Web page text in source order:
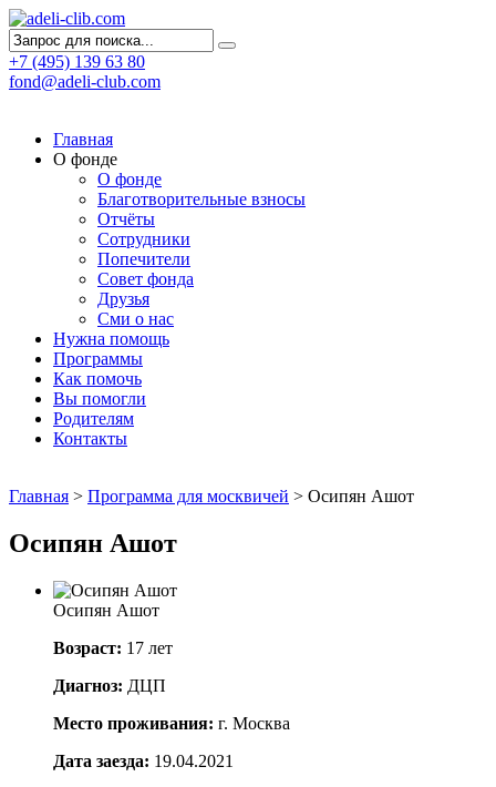
+7 (495) 139 63 80
fond@adeli-club.com
Главная
О фонде
О фонде
Благотворительные взносы
Отчёты
Сотрудники
Попечители
Совет фонда
Друзья
Сми о нас
Нужна помощь
Программы
Как помочь
Вы помогли
Родителям
Контакты
Главная > Программа для москвичей > Осипян Ашот
Осипян Ашот
Осипян Ашот
Возраст: 17 лет
Диагноз: ДЦП
Место проживания: г. Москва
Дата заезда: 19.04.2021